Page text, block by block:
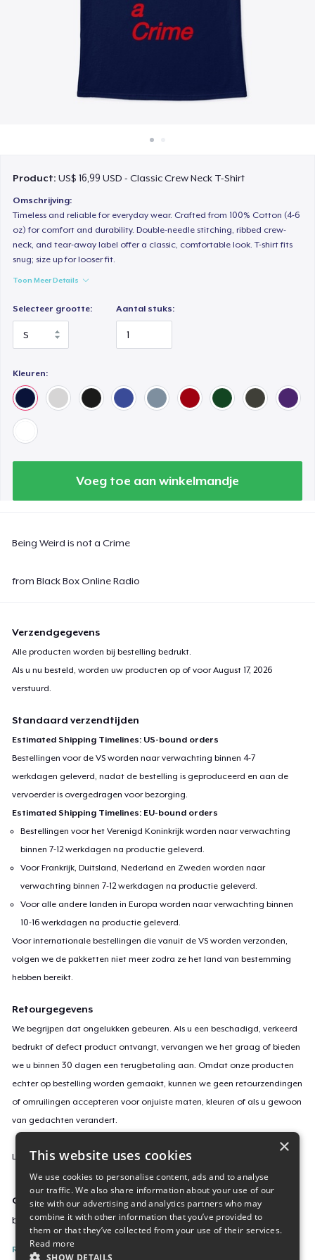
Verkoop overal
Product:US$ 16,99 USD - Classic Crew Neck T-Shirt
Omschrijving:
Timeless and reliable for everyday wear. Crafted from 100% Cotton (4-6
oz) for comfort and durability. Double-needle stitching, ribbed crew-
neck, and tear-away label offer a classic, comfortable look. T-shirt fits
snug; size up for looser fit.
Toon Meer Details
Selecteer grootte: Aantal stuks:
Kleuren:
Voeg toe aan winkelmandje
Being Weird is not a Crime
from Black Box Online Radio
Verzendgegevens
Alle producten worden bij bestelling bedrukt.
Als u nu besteld, worden uw producten op of voorAugust 17, 2026
verstuurd.
Standaard verzendtijden
Estimated Shipping Timelines: US-bound orders
Bestellingen voor de VS worden naar verwachting binnen 4-7
werkdagen geleverd, nadat de bestelling is geproduceerd en aan de
vervoerder is overgedragen voor bezorging.
Estimated Shipping Timelines: EU-bound orders
Bestellingen voor het Verenigd Koninkrijk worden naar verwachting
binnen 7-12 werkdagen na productie geleverd.
Voor Frankrijk, Duitsland, Nederland en Zweden worden naar
verwachting binnen 7-12 werkdagen na productie geleverd.
Voor alle andere landen in Europa worden naar verwachting binnen
10-16 werkdagen na productie geleverd.
Voor internationale bestellingen die vanuit de VS worden verzonden,
volgen we de pakketten niet meer zodra ze het land van bestemming
hebben bereikt.
Retourgegevens
We begrijpen dat ongelukken gebeuren. Als u een beschadigd, verkeerd
bedrukt of defect product ontvangt, vervangen we het graag of bieden
we u binnen 30 dagen een terugbetaling aan. Omdat onze producten
echter op bestelling worden gemaakt, kunnen we geen retourzendingen
of omruilingen accepteren voor onjuiste maten, kleuren of als u gewoon
van gedachten verandert.
Lees hier meer over onze retourvoorwaarden.
Campagne-ID
bbor-crime
Rapporteer deze inhoud
×
This website uses cookies
We use cookies to personalise content, ads and to analyse
our traffic. We also share information about your use of our
site with our advertising and analytics partners who may
combine it with other information that you’ve provided to
them or that they’ve collected from your use of their services.
Read more
SHOW DETAILS